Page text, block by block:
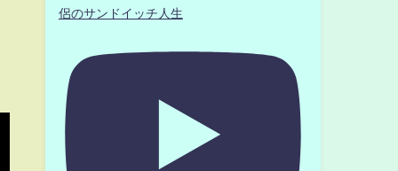
侶のサンドイッチ人生